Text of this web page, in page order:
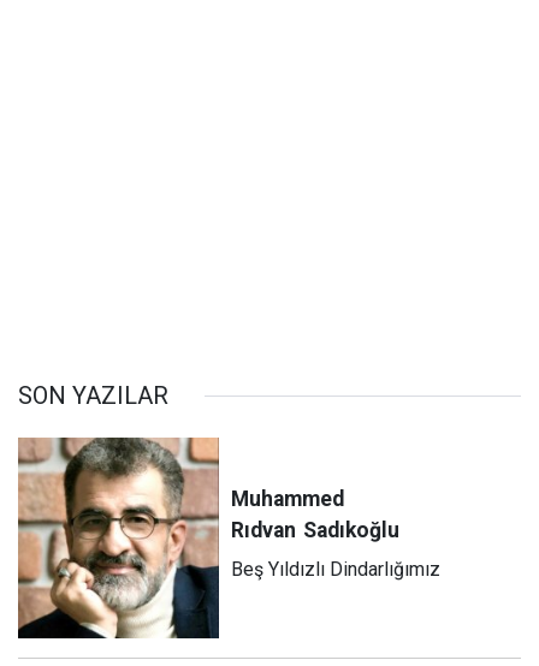
SON YAZILAR
Muhammed
Rıdvan Sadıkoğlu
Beş Yıldızlı Dindarlığımız